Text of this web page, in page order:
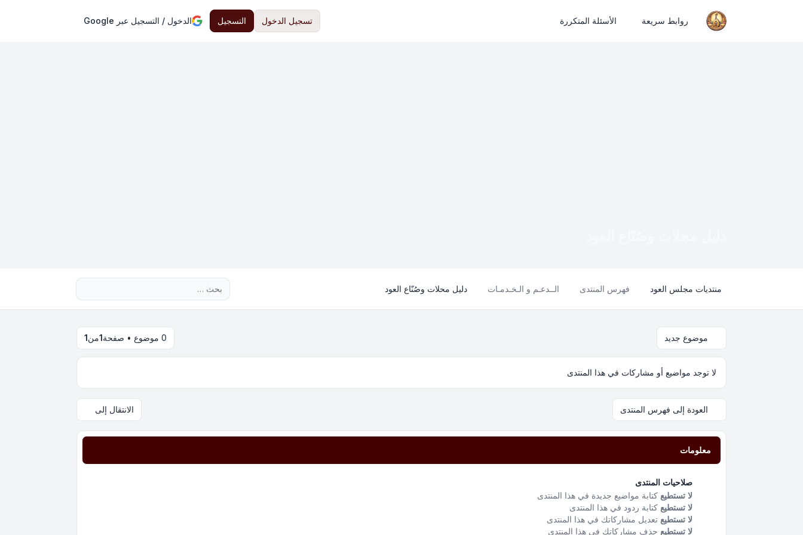
روابط سريعة الأسئلة المتكررة تسجيل الدخول التسجيل الدخول / التسجيل عبر Google
منتديات مجلس العود فهرس المنتدى الــدعـم و الـخـدمـات دليل محلات وصُنّاع العود
موضوع جديد 0 موضوع • صفحة 1من1
لا توجد مواضيع أو مشاركات في هذا المنتدى
العودة إلى فهرس المنتدى الانتقال إلى
معلومات
صلاحيات المنتدى
لا تستطيع كتابة مواضيع جديدة في هذا المنتدى
لا تستطيع كتابة ردود في هذا المنتدى
لا تستطيع تعديل مشاركاتك في هذا المنتدى
لا تستطيع حذف مشاركاتك في هذا المنتدى